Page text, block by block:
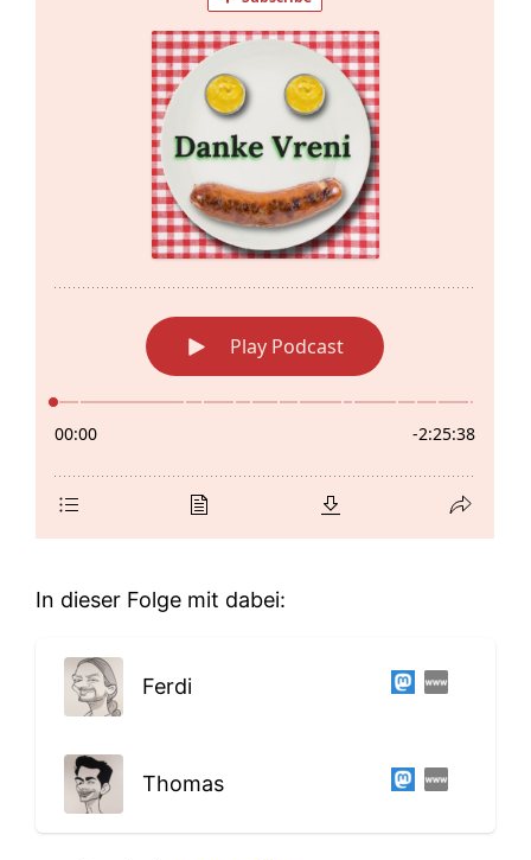
In dieser Folge mit dabei:
Ferdi
Thomas